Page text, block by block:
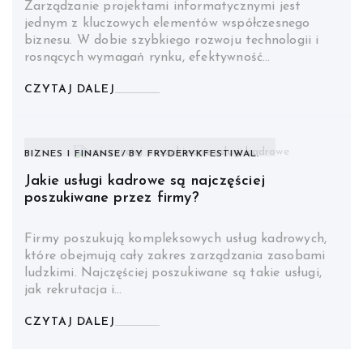
Zarządzanie projektami informatycznymi jest
jednym z kluczowych elementów współczesnego
biznesu. W dobie szybkiego rozwoju technologii i
rosnących wymagań rynku, efektywność…
CZYTAJ DALEJ
BIZNES I FINANSE BY FRYDERYKFESTIWAL.
Jakie usługi kadrowe są najczęściej
poszukiwane przez firmy?
Firmy poszukują kompleksowych usług kadrowych,
które obejmują cały zakres zarządzania zasobami
ludzkimi. Najczęściej poszukiwane są takie usługi,
jak rekrutacja i…
CZYTAJ DALEJ